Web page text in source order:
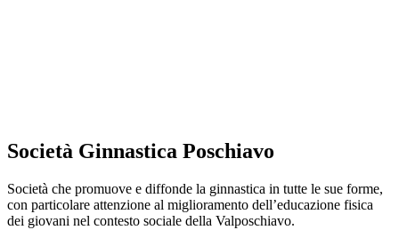
Società Ginnastica Poschiavo
Società che promuove e diffonde la ginnastica in tutte le sue forme,
con particolare attenzione al miglioramento dell’educazione fisica
dei giovani nel contesto sociale della Valposchiavo.